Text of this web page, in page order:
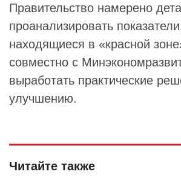
Правительство намерено
проанализировать
находящиеся в «красной
совместно с
выработать практические
улучшению.
Читайте также